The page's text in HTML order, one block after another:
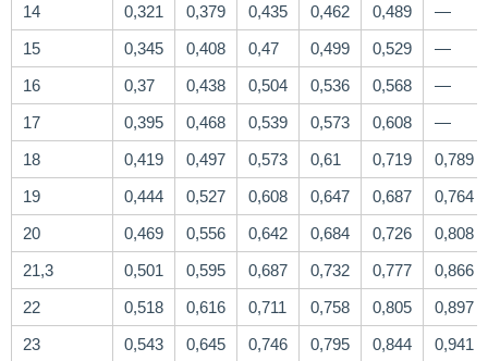
14
0,321 0,379 0,435 0,462 0,489
—
15
0,345 0,408 0,47 0,499 0,529
—
16
0,37 0,438 0,504 0,536 0,568
—
17
0,395 0,468 0,539 0,573 0,608
—
18
0,419 0,497 0,573 0,61 0,719
0,789
19
0,444 0,527 0,608 0,647 0,687
0,764
20
0,469 0,556 0,642 0,684 0,726
0,808
21,3
0,501 0,595 0,687 0,732 0,777
0,866
22
0,518 0,616 0,711 0,758 0,805
0,897
23
0,543 0,645 0,746 0,795 0,844
0,941